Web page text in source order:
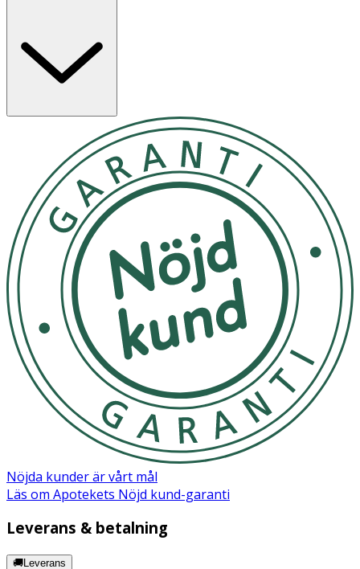
Nöjda kunder är vårt mål
Läs om Apotekets Nöjd kund-garanti
Leverans & betalning
🚚Leverans